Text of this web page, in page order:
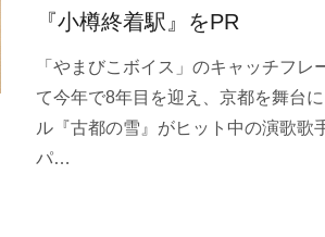
『小樽終着駅』をPR
「やまびこボイス」のキャッチフレ
て今年で8年目を迎え、京都を舞台
ル『古都の雪』がヒット中の演歌歌
パ…